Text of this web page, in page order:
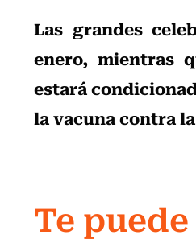
Las grandes
enero, mientras
estará
la vacuna contra
Te